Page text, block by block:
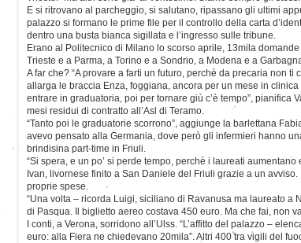
E si ritrovano al parcheggio, si salutano, ripassano gli ultimi
palazzo si formano le prime file per il controllo della carta
dentro una busta bianca sigillata e l’ingresso sulle tribune.
Erano al Politecnico di Milano lo scorso aprile, 13mila
Trieste e a Parma, a Torino e a Sondrio, a Modena e a
A far che? “A provare a farti un futuro, perchè da precaria non ti
allarga le braccia Enza, foggiana, ancora per un mese in clinica
entrare in graduatoria, poi per tornare giù c’è tempo”, pianifica
mesi residui di contratto all’Asl di Teramo.
“Tanto poi le graduatorie scorrono”, aggiunge la barlettana
avevo pensato alla Germania, dove però gli infermieri hanno
brindisina part-time in Friuli.
“Si spera, e un po’ si perde tempo, perchè i laureati
Ivan, livornese finito a San Daniele del Friuli grazie a un avviso.
proprie spese.
“Una volta – ricorda Luigi, siciliano di Ravanusa ma laureato a
di Pasqua. Il biglietto aereo costava 450 euro. Ma che fai, non
I conti, a Verona, sorridono all’Ulss. “L’affitto del palazzo –
euro: alla Fiera ne chiedevano 20mila”. Altri 400 tra vigili del